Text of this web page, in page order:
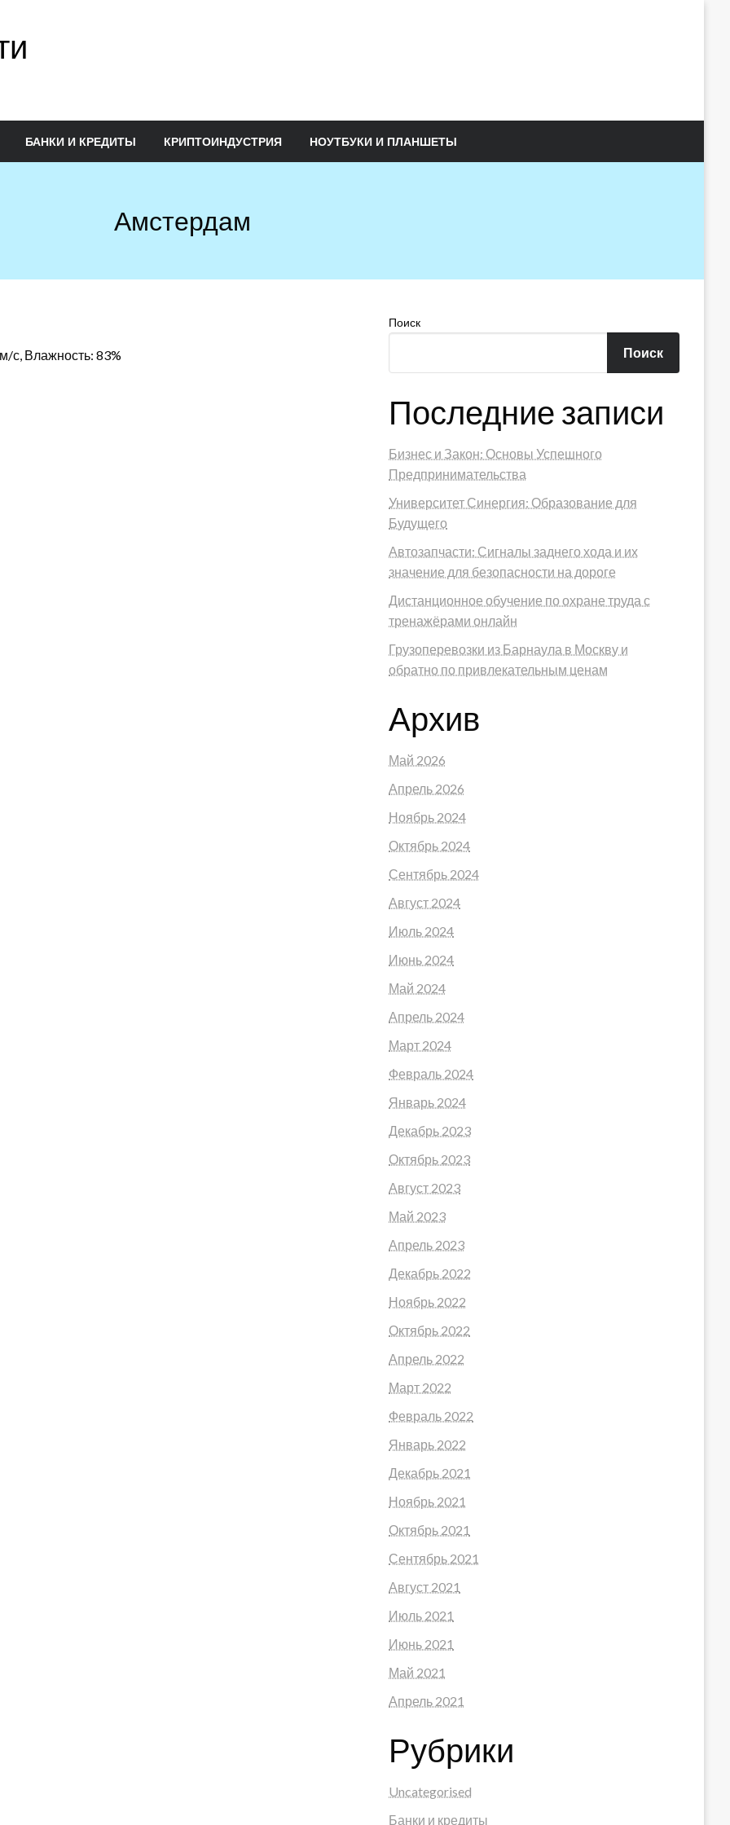
БАНКИ И КРЕДИТЫ КРИПТОИНДУСТРИЯ НОУТБУКИ И ПЛАНШЕТЫ
Амстердам
с, Влажность: 83%
Поиск
Поиск
Последние записи
Бизнес и Закон: Основы Успешного
Предпринимательства
Университет Синергия: Образование для
Будущего
Автозапчасти: Сигналы заднего хода и их
значение для безопасности на дороге
Дистанционное обучение по охране труда с
тренажёрами онлайн
Грузоперевозки из Барнаула в Москву и
обратно по привлекательным ценам
Архив
Май 2026
Апрель 2026
Ноябрь 2024
Октябрь 2024
Сентябрь 2024
Август 2024
Июль 2024
Июнь 2024
Май 2024
Апрель 2024
Март 2024
Февраль 2024
Январь 2024
Декабрь 2023
Октябрь 2023
Август 2023
Май 2023
Апрель 2023
Декабрь 2022
Ноябрь 2022
Октябрь 2022
Апрель 2022
Март 2022
Февраль 2022
Январь 2022
Декабрь 2021
Ноябрь 2021
Октябрь 2021
Сентябрь 2021
Август 2021
Июль 2021
Июнь 2021
Май 2021
Апрель 2021
Рубрики
Uncategorised
Банки и кредиты